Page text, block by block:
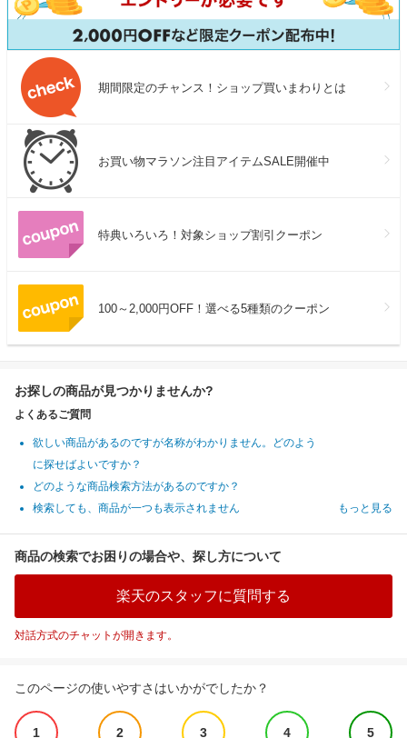
期間限定のチャンス！ショップ買いまわりとは
お買い物マラソン注目アイテムSALE開催中
特典いろいろ！対象ショップ割引クーポン
100～2,000円OFF！選べる5種類のクーポン
お探しの商品が見つかりませんか?
よくあるご質問
欲しい商品があるのですが名称がわかりません。どのよう
に探せばよいですか？
どのような商品検索方法があるのですか？
検索しても、商品が一つも表示されません
もっと見る
商品の検索でお困りの場合や、探し方について
楽天のスタッフに質問する
対話方式のチャットが開きます。
このページの使いやすさはいかがでしたか？
1 2 3 4 5